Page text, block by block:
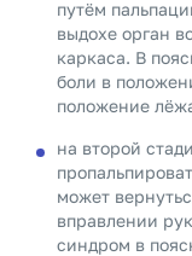
путём
выдохе орган
каркаса. В
боли в
положение
на второй
может
вправлении
синдром в